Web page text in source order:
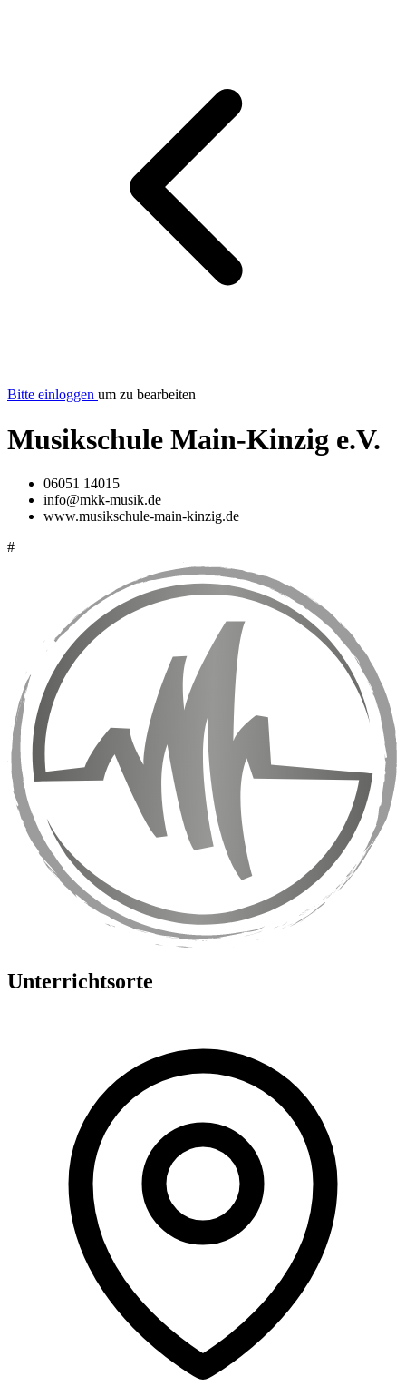
Bitte einloggen um zu bearbeiten
Musikschule Main-Kinzig e.V.
06051 14015
info@mkk-musik.de
www.musikschule-main-kinzig.de
#
Unterrichtsorte